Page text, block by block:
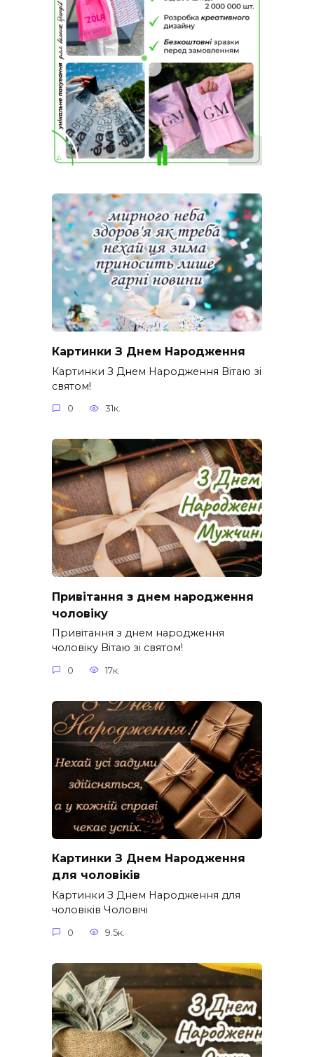
Картинки З Днем Народження
Картинки З Днем Народження Вітаю зі
святом!
0 31к.
Привітання з днем народження
чоловіку
Привітання з днем народження
чоловіку Вітаю зі святом!
0 17к.
Картинки З Днем Народження
для чоловіків​
Картинки З Днем Народження для
чоловіків​ Чоловічі
0 9.5к.